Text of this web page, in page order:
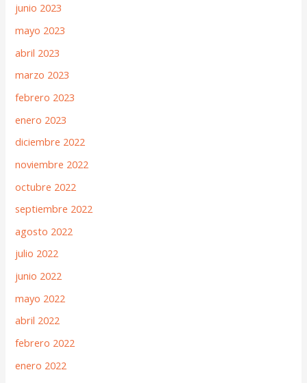
junio 2023
mayo 2023
abril 2023
marzo 2023
febrero 2023
enero 2023
diciembre 2022
noviembre 2022
octubre 2022
septiembre 2022
agosto 2022
julio 2022
junio 2022
mayo 2022
abril 2022
febrero 2022
enero 2022